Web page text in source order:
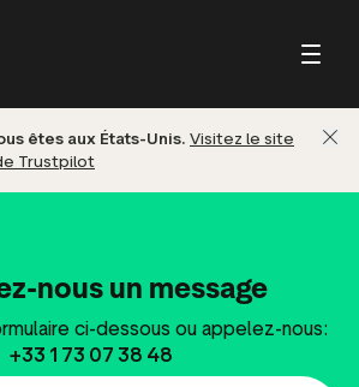
Blog
Programme Referral
Partner
êtes aux États-Unis. Visitez le site
Trustpilot
nous un message
ci-dessous ou appelez-nous:
+33 1 73 07 38 48